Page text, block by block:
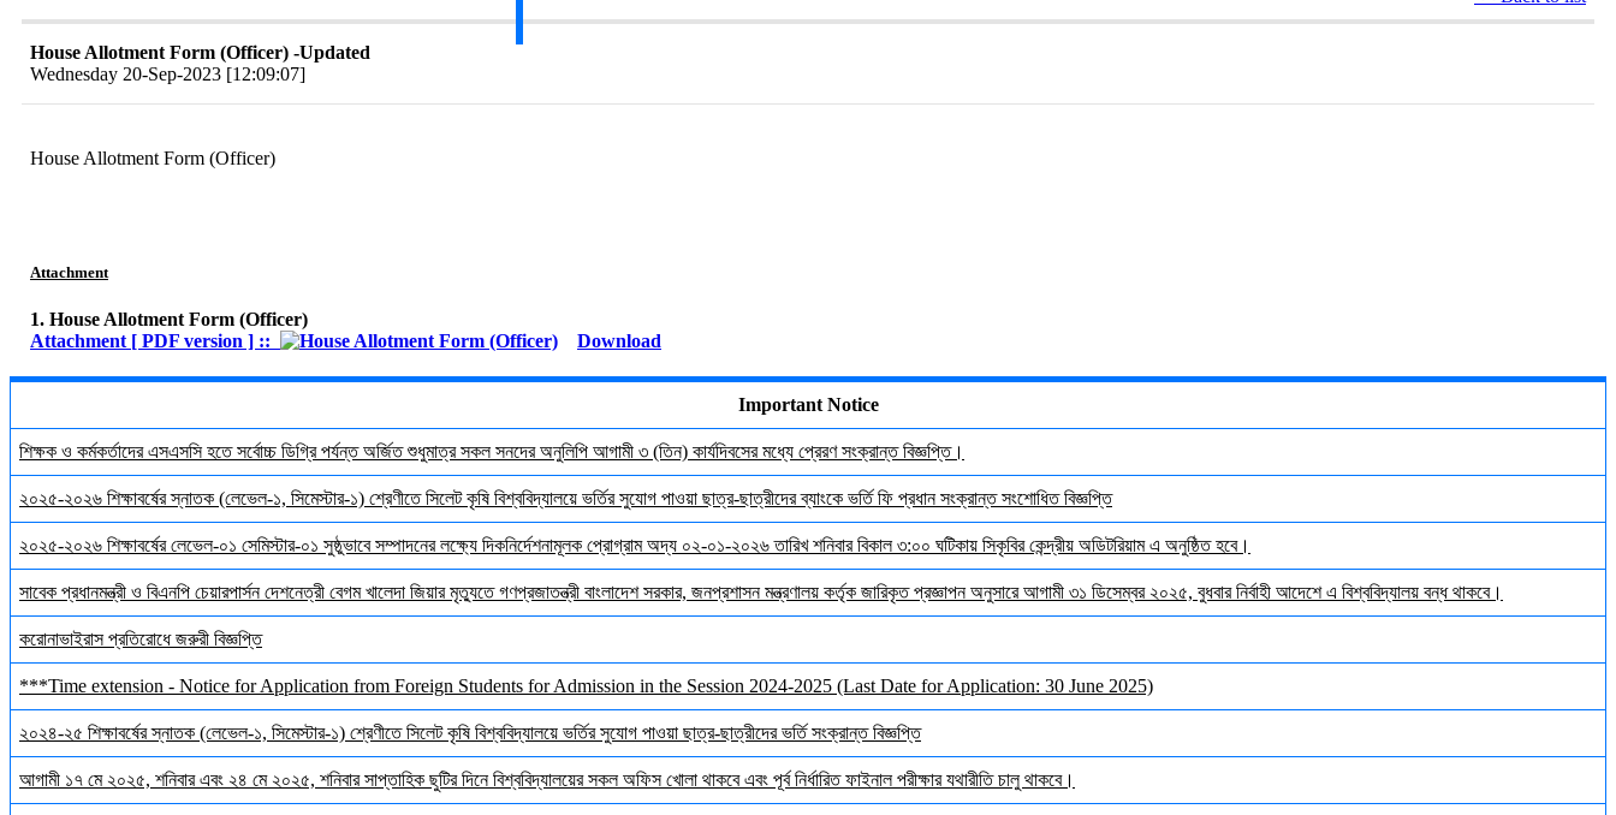
House Allotment Form (Officer) -Updated
Wednesday 20-Sep-2023 [12:09:07]
House Allotment Form (Officer)
Attachment
1. House Allotment Form (Officer)
Attachment [ PDF version ] ::
Download
Important Notice
শিক্ষক ও কর্মকর্তাদের এসএসসি হতে সর্বোচ্চ ডিগ্রি পর্যন্ত অর্জিত শুধুমাত্র সকল সনদের অনুলিপি আগামী ৩ (তিন) কার্যদিবসের মধ্যে প্রেরণ সংক্রান্ত বিজ্ঞপ্তি।
২০২৫-২০২৬ শিক্ষাবর্ষের স্নাতক (লেভেল-১, সিমেস্টার-১) শ্রেণীতে সিলেট কৃষি বিশ্ববিদ্যালয়ে ভর্তির সুযোগ পাওয়া ছাত্র-ছাত্রীদের ব্যাংকে ভর্তি ফি প্রধান সংক্রান্ত সংশোধিত বিজ্ঞপ্তি
২০২৫-২০২৬ শিক্ষাবর্ষের লেভেল-০১ সেমিস্টার-০১ সুষ্ঠুভাবে সম্পাদনের লক্ষ্যে দিকনির্দেশনামূলক প্রোগ্রাম অদ্য ০২-০১-২০২৬ তারিখ শনিবার বিকাল ৩:০০ ঘটিকায় সিকৃবির কেন্দ্রীয় অডিটরিয়াম এ অনুষ্ঠিত হবে।
সাবেক প্রধানমন্ত্রী ও বিএনপি চেয়ারপার্সন দেশনেত্রী বেগম খালেদা জিয়ার মৃত্যুতে গণপ্রজাতন্ত্রী বাংলাদেশ সরকার, জনপ্রশাসন মন্ত্রণালয় কর্তৃক জারিকৃত প্রজ্ঞাপন অনুসারে আগামী ৩১ ডিসেম্বর ২০২৫, বুধবার নির্বাহী আদেশে এ বিশ্ববিদ্যালয় বন্ধ থাকবে।
করোনাভাইরাস প্রতিরোধে জরুরী বিজ্ঞপ্তি
***Time extension - Notice for Application from Foreign Students for Admission in the Session 2024-2025 (Last Date for Application: 30 June 2025)
২০২৪-২৫ শিক্ষাবর্ষের স্নাতক (লেভেল-১, সিমেস্টার-১) শ্রেণীতে সিলেট কৃষি বিশ্ববিদ্যালয়ে ভর্তির সুযোগ পাওয়া ছাত্র-ছাত্রীদের ভর্তি সংক্রান্ত বিজ্ঞপ্তি
আগামী ১৭ মে ২০২৫, শনিবার এবং ২৪ মে ২০২৫, শনিবার সাপ্তাহিক ছুটির দিনে বিশ্ববিদ্যালয়ের সকল অফিস খোলা থাকবে এবং পূর্ব নির্ধারিত ফাইনাল পরীক্ষার যথারীতি চালু থাকবে।